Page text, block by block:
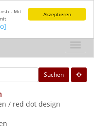
Akzeptieren
Mit
Suchen
/ red dot design